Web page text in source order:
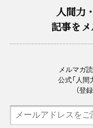
人間力
記事を
メルマガ
公式「人間
（登